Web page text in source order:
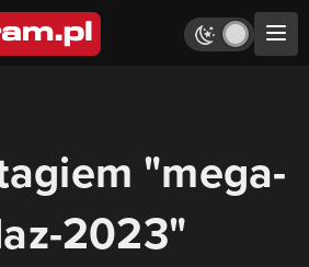
"mega-
2023"